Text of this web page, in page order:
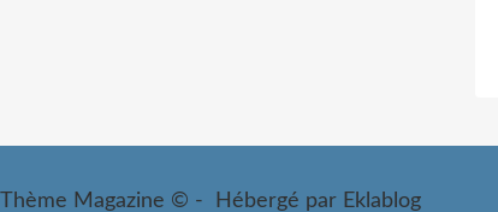
Thème Magazine © - Hébergé par Eklablog